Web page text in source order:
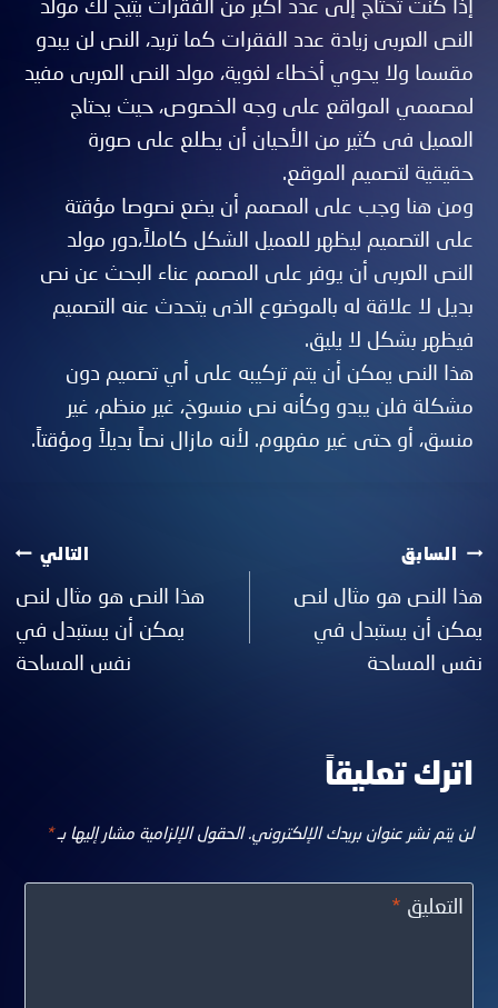
النص العربى زيادة عدد الفقرات كما تريد، النص لن يبدو
مقسما ولا يحوي أخطاء لغوية، مولد النص العربى مفيد
لمصممي المواقع على وجه الخصوص، حيث يحتاج
العميل فى كثير من الأحيان أن يطلع على صورة
حقيقية لتصميم الموقع.
ومن هنا وجب على المصمم أن يضع نصوصا مؤقتة
على التصميم ليظهر للعميل الشكل كاملاً،دور مولد
النص العربى أن يوفر على المصمم عناء البحث عن نص
بديل لا علاقة له بالموضوع الذى يتحدث عنه التصميم
فيظهر بشكل لا يليق.
هذا النص يمكن أن يتم تركيبه على أي تصميم دون
مشكلة فلن يبدو وكأنه نص منسوخ، غير منظم، غير
منسق، أو حتى غير مفهوم. لأنه مازال نصاً بديلاً ومؤقتاً.
تصفّح
المقالات
السابق
هذا النص هو مثال لنص
يمكن أن يستبدل في
نفس المساحة
التالي
هذا النص هو مثال لنص
يمكن أن يستبدل في
نفس المساحة
اترك تعليقاً
لن يتم نشر عنوان بريدك الإلكتروني. الحقول الإلزامية مشار إليها بـ*
التعليق *